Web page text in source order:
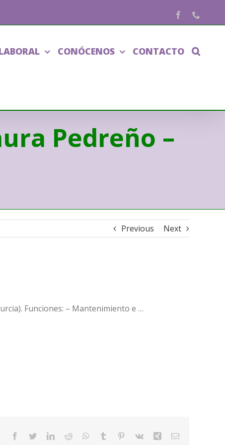
Facebook
CONÓCENOS CONTACTO
Pedreño –
Previous Next
Funciones: – Mantenimiento e …
Facebook
TwitterLinkedIn
Reddit WhatsApp
Tumblr Pinterest
Vk Xing Email